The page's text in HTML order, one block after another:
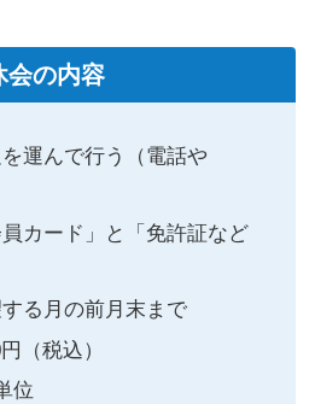
会の内容
運んで行う（電話や
カード」と「免許証など
る月の前月末まで
（税込）
位